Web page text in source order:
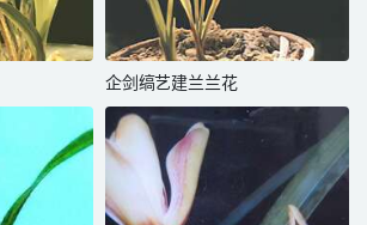
企剑缟艺建兰兰花